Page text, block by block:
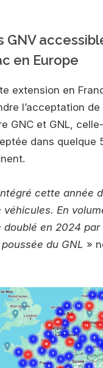
GNV
en Europe
extension en
l’acceptation
GNC et GNL,
dans quelque
cette année
En
doublé en 2024
du GNL »